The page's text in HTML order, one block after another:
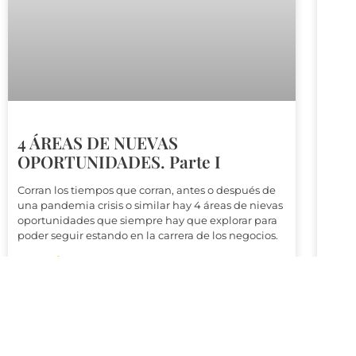
4 ÁREAS DE NUEVAS
OPORTUNIDADES. Parte I
Corran los tiempos que corran, antes o después de
una pandemia crisis o similar hay 4 áreas de nievas
oportunidades que siempre hay que explorar para
poder seguir estando en la carrera de los negocios.